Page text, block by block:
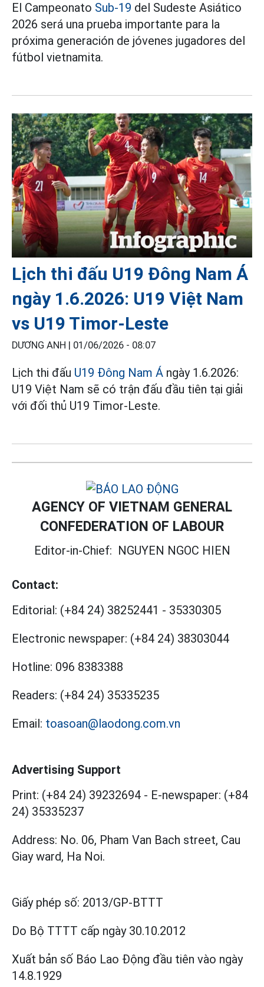
El Campeonato Sub-19 del Sudeste Asiático
2026 será una prueba importante para la
próxima generación de jóvenes jugadores del
fútbol vietnamita.
Lịch thi đấu U19 Đông Nam Á
ngày 1.6.2026: U19 Việt Nam
vs U19 Timor-Leste
DƯƠNG ANH | 01/06/2026 - 08:07
Lịch thi đấu U19 Đông Nam Á ngày 1.6.2026:
U19 Việt Nam sẽ có trận đấu đầu tiên tại giải
với đối thủ U19 Timor-Leste.
AGENCY OF VIETNAM GENERAL
CONFEDERATION OF LABOUR
Editor-in-Chief: NGUYEN NGOC HIEN
Contact:
Editorial: (+84 24) 38252441 - 35330305
Electronic newspaper: (+84 24) 38303044
Hotline: 096 8383388
Readers: (+84 24) 35335235
Email: toasoan@laodong.com.vn
Advertising Support
Print: (+84 24) 39232694 - E-newspaper: (+84
24) 35335237
Address: No. 06, Pham Van Bach street, Cau
Giay ward, Ha Noi.
Giấy phép số: 2013/GP-BTTT
Do Bộ TTTT cấp ngày 30.10.2012
Xuất bản số Báo Lao Động đầu tiên vào ngày
14.8.1929